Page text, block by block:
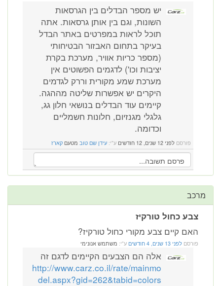
יש מספר הבדלים בין הגרסאות
השונות, וגם בין אותן גרסאות. אתה
תוכל לראות במפרטים באתר הבדל
בעיקר בתחום האבזור הבטיחותי
(מספר כריות אוויר, מערכת בקרת
יציבות וכו') לדגמים הפשוטים אין
מערכת שמע מקורית וררק לגדמים
היקרים יש אפשרות שליטה מההגה.
קיימים עוד הבדלים בנושאי חלון גג,
גלגלי מגנזיום, חלונות חשמליים
וכדומה.
פורסם לפני 12 שנים, 12 חודשים ע"י: עידן שם טוב מטעם קארז
מרכב
צבע כחול טורקיז
האם קיים צבע מקורי כחול טורקיז?
פורסם לפני 13 שנים, 4 חודשים ע"י: משתמש אנונימי
אלה הם הצבעים הקיימים לדגם זה
http://www.carz.co.il/rate/mainmo
del.aspx?gid=262&tabid=colors